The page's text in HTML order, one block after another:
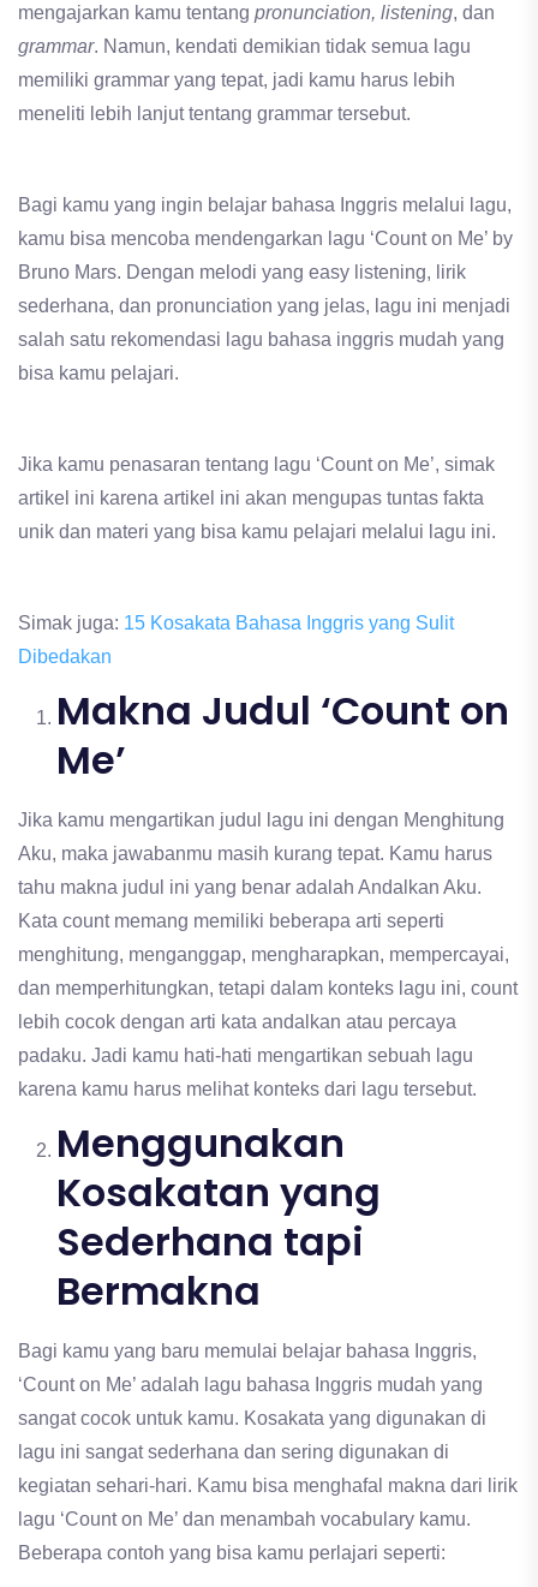
mengajarkan kamu tentang pronunciation, listening, dan
grammar. Namun, kendati demikian tidak semua lagu
memiliki grammar yang tepat, jadi kamu harus lebih
meneliti lebih lanjut tentang grammar tersebut.
Bagi kamu yang ingin belajar bahasa Inggris melalui lagu,
kamu bisa mencoba mendengarkan lagu ‘Count on Me’ by
Bruno Mars. Dengan melodi yang easy listening, lirik
sederhana, dan pronunciation yang jelas, lagu ini menjadi
salah satu rekomendasi lagu bahasa inggris mudah yang
bisa kamu pelajari.
Jika kamu penasaran tentang lagu ‘Count on Me’, simak
artikel ini karena artikel ini akan mengupas tuntas fakta
unik dan materi yang bisa kamu pelajari melalui lagu ini.
Simak juga: 15 Kosakata Bahasa Inggris yang Sulit
Dibedakan
Makna Judul ‘Count on
Me’
Jika kamu mengartikan judul lagu ini dengan Menghitung
Aku, maka jawabanmu masih kurang tepat. Kamu harus
tahu makna judul ini yang benar adalah Andalkan Aku.
Kata count memang memiliki beberapa arti seperti
menghitung, menganggap, mengharapkan, mempercayai,
dan memperhitungkan, tetapi dalam konteks lagu ini, count
lebih cocok dengan arti kata andalkan atau percaya
padaku. Jadi kamu hati-hati mengartikan sebuah lagu
karena kamu harus melihat konteks dari lagu tersebut.
Menggunakan
Kosakatan yang
Sederhana tapi
Bermakna
Bagi kamu yang baru memulai belajar bahasa Inggris,
‘Count on Me’ adalah lagu bahasa Inggris mudah yang
sangat cocok untuk kamu. Kosakata yang digunakan di
lagu ini sangat sederhana dan sering digunakan di
kegiatan sehari-hari. Kamu bisa menghafal makna dari lirik
lagu ‘Count on Me’ dan menambah vocabulary kamu.
Beberapa contoh yang bisa kamu perlajari seperti: